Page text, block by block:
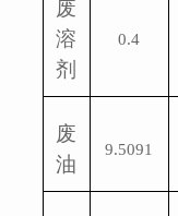
废
溶
剂
0.4
废
油
9.5091